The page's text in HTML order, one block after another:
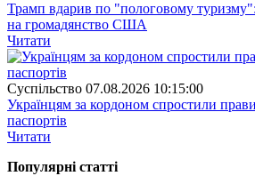
Трамп вдарив по "пологовому
на громадянство США
Читати
Суспiльство 07.08.2026 10:15:00
Українцям за кордоном спростили
паспортів
Читати
Популярнi статтi